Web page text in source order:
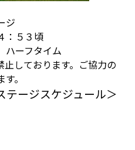
ジ
：５３頃
ハーフタイム
しております。ご協力の
。
テージスケジュール＞